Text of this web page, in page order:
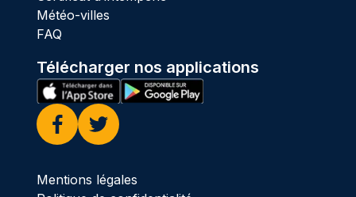
Météo-villes
FAQ
Télécharger nos applications
Facebook
Twitter
Mentions légales